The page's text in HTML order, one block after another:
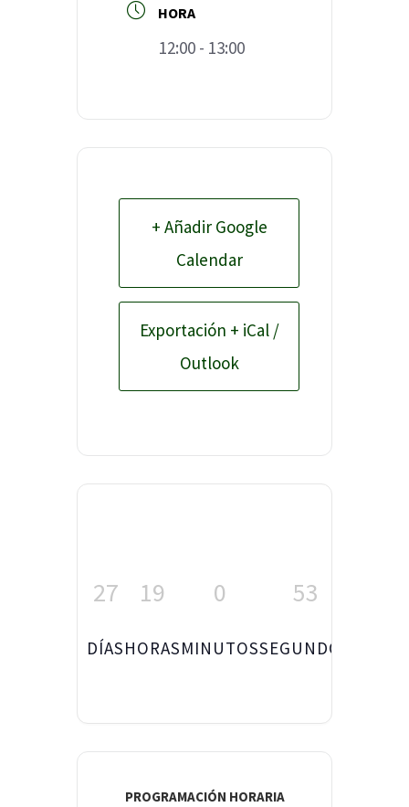
HORA
12:00 - 13:00
+ Añadir Google
Calendar
Exportación + iCal /
Outlook
27
DÍAS
19
HORAS
0
MINUTOS
52
SEGUNDOS
PROGRAMACIÓN HORARIA